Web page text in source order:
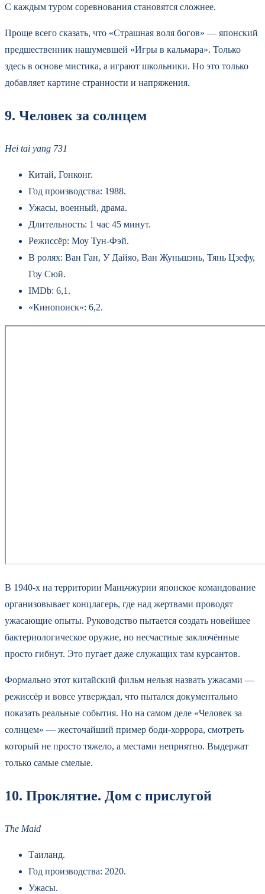
С каждым туром соревнования становятся сложнее.
Проще всего сказать, что «Страшная воля богов» — японский
предшественник нашумевшей «Игры в кальмара». Только
здесь в основе мистика, а играют школьники. Но это только
добавляет картине странности и напряжения.
9. Человек за солнцем
Hei tai yang 731
Китай, Гонконг.
Год производства: 1988.
Ужасы, военный, драма.
Длительность: 1 час 45 минут.
Режиссёр: Моу Тун-Фэй.
В ролях: Ван Ган, У Дайяо, Ван Жуньшэнь, Тянь Цзефу,
Гоу Сюй.
IMDb: 6,1.
«Кинопоиск»: 6,2.
В 1940‑х на территории Маньчжурии японское командование
организовывает концлагерь, где над жертвами проводят
ужасающие опыты. Руководство пытается создать новейшее
бактериологическое оружие, но несчастные заключённые
просто гибнут. Это пугает даже служащих там курсантов.
Формально этот китайский фильм нельзя назвать ужасами —
режиссёр и вовсе утверждал, что пытался документально
показать реальные события. Но на самом деле «Человек за
солнцем» — жесточайший пример боди-хоррора, смотреть
который не просто тяжело, а местами неприятно. Выдержат
только самые смелые.
10. Проклятие. Дом с прислугой
The Maid
Таиланд.
Год производства: 2020.
Ужасы.